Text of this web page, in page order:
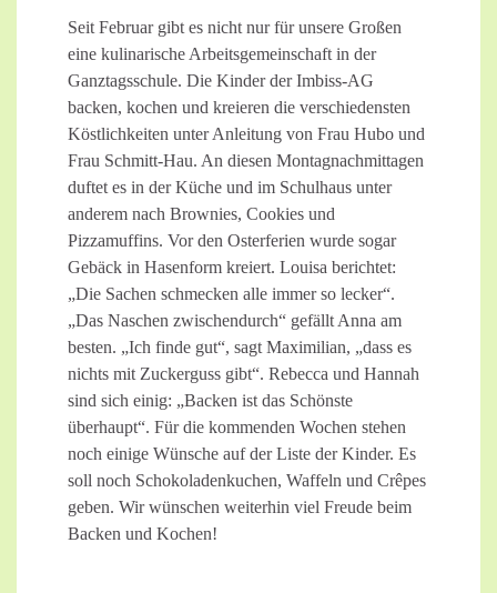
Seit Februar gibt es nicht nur für unsere Großen
eine kulinarische Arbeitsgemeinschaft in der
Ganztagsschule. Die Kinder der Imbiss-AG
backen, kochen und kreieren die verschiedensten
Köstlichkeiten unter Anleitung von Frau Hubo und
Frau Schmitt-Hau. An diesen Montagnachmittagen
duftet es in der Küche und im Schulhaus unter
anderem nach Brownies, Cookies und
Pizzamuffins. Vor den Osterferien wurde sogar
Gebäck in Hasenform kreiert. Louisa berichtet:
„Die Sachen schmecken alle immer so lecker“.
„Das Naschen zwischendurch“ gefällt Anna am
besten. „Ich finde gut“, sagt Maximilian, „dass es
nichts mit Zuckerguss gibt“. Rebecca und Hannah
sind sich einig: „Backen ist das Schönste
überhaupt“. Für die kommenden Wochen stehen
noch einige Wünsche auf der Liste der Kinder. Es
soll noch Schokoladenkuchen, Waffeln und Crêpes
geben. Wir wünschen weiterhin viel Freude beim
Backen und Kochen!